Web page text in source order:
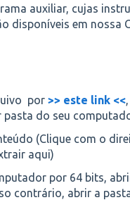
auxiliar, cujas
disponíveis em nossa
por >> este link <<
pasta do seu
(Clique com o
aqui)
por 64 bits,
contrário, abrir a